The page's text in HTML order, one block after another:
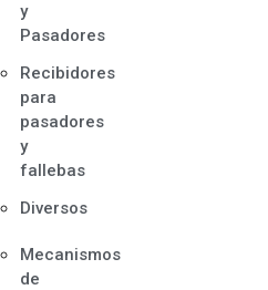
y
Pasadores
Recibidores
para
pasadores
y
fallebas
Diversos
Mecanismos
de